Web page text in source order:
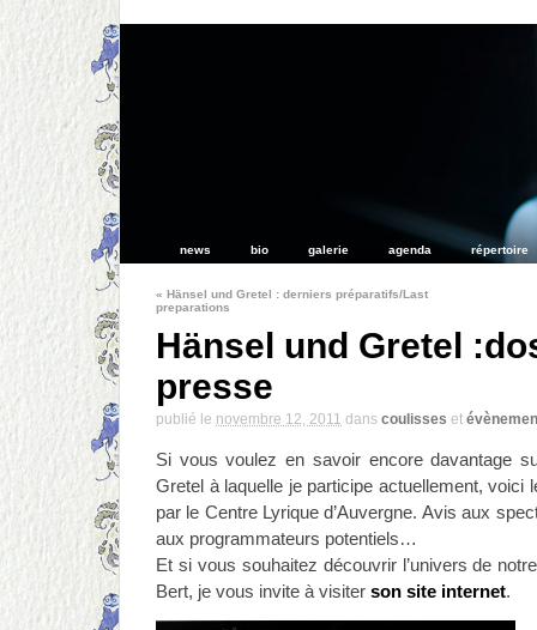
news bio galerie agenda répertoire
« Hänsel und Gretel : derniers préparatifs/Last
preparations
Hänsel und Gretel
presse
publié le novembre 12, 2011 dans coulisses et
Si vous voulez en savoir encore davantage
Gretel à laquelle je participe actuellement, voici
par le Centre Lyrique d’Auvergne. Avis aux
aux programmateurs potentiels…
Et si vous souhaitez découvrir l’univers de
Bert, je vous invite à visiter son site internet.